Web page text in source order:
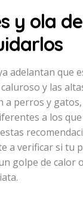
y ola
adelantan que
y las
a perros y
a los
a verificar si tu
golpe de calor